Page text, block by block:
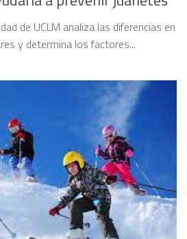
de UCLM analiza las diferencias en
y determina los factores...